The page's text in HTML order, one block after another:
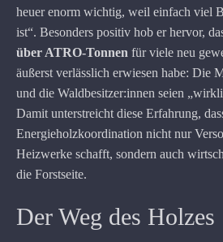
heuer enorm wichtig, weil einfach viel
ist“. Besonders positiv hob er hervor,
über ATRO-Tonnen für viele neu
äußerst verlässlich erwiesen habe: Die
und die Waldbesitzer:innen seien
Damit unterstreicht diese Erfahrung,
Energieholzkoordination nicht nur
Heizwerke schafft, sondern auch
die Forstseite.
Der Weg des Holzes